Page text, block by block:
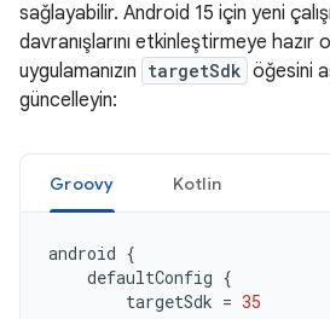
sağlayabilir. Android 15 için yeni
davranışlarını etkinleştirmeye hazır
uygulamanızın targetSdk öğesini
güncelleyin:
Groovy Kotlin
android {
defaultConfig {
targetSdk = 35